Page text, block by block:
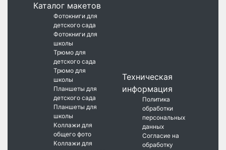
Каталог макетов
Фотокниги для
детского сада
Фотокниги для
школы
Трюмо для
детского сада
Трюмо для
школы
Планшеты для
детского сада
Планшеты для
школы
Коллажи для
общего фото
Коллажи для
Техническая
информация
Политика
обработки
персональных
данных
Согласие на
обработку